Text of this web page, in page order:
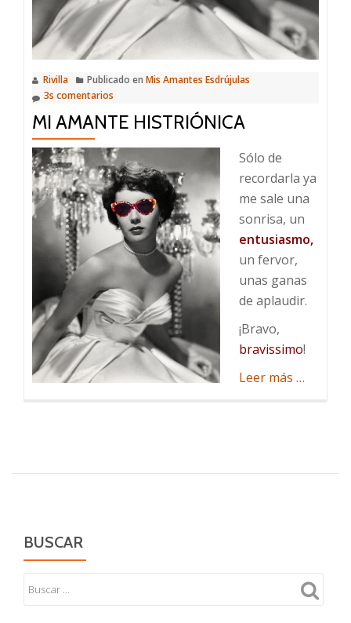
Rivilla Publicado en Mis Amantes Esdrújulas
3s comentarios
MI AMANTE HISTRIÓNICA
Sólo de
recordarla ya
me sale una
sonrisa, un
entusiasmo,
un fervor,
unas ganas
de aplaudir.
¡Bravo,
bravissimo!
Leer más acerca
…
BUSCAR